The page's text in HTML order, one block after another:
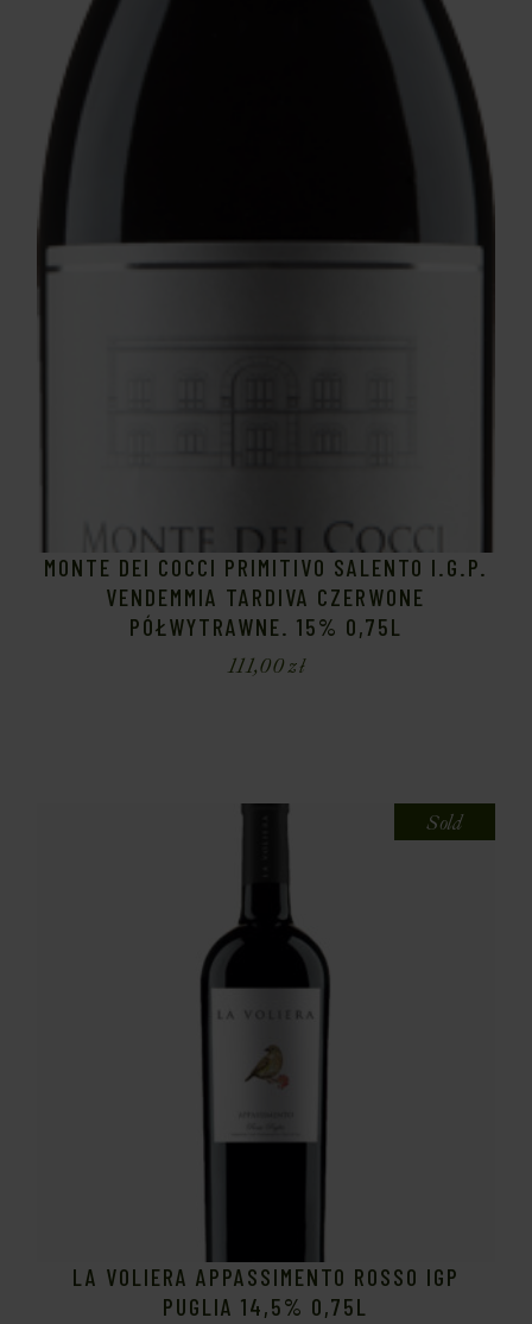
MONTE DEI COCCI PRIMITIVO SALENTO I.G.P.
VENDEMMIA TARDIVA CZERWONE
PÓŁWYTRAWNE. 15% 0,75L
111,00zł
Sold
LA VOLIERA APPASSIMENTO ROSSO IGP
PUGLIA 14,5% 0,75L